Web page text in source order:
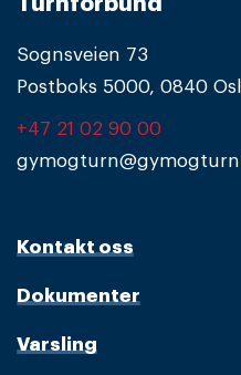
Sognsveien 73
Postboks 5000, 0840
+47 21 02 90 00
Kontakt oss
Dokumenter
Varsling